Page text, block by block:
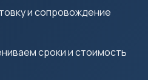
и сопровождение
сроки и стоимость